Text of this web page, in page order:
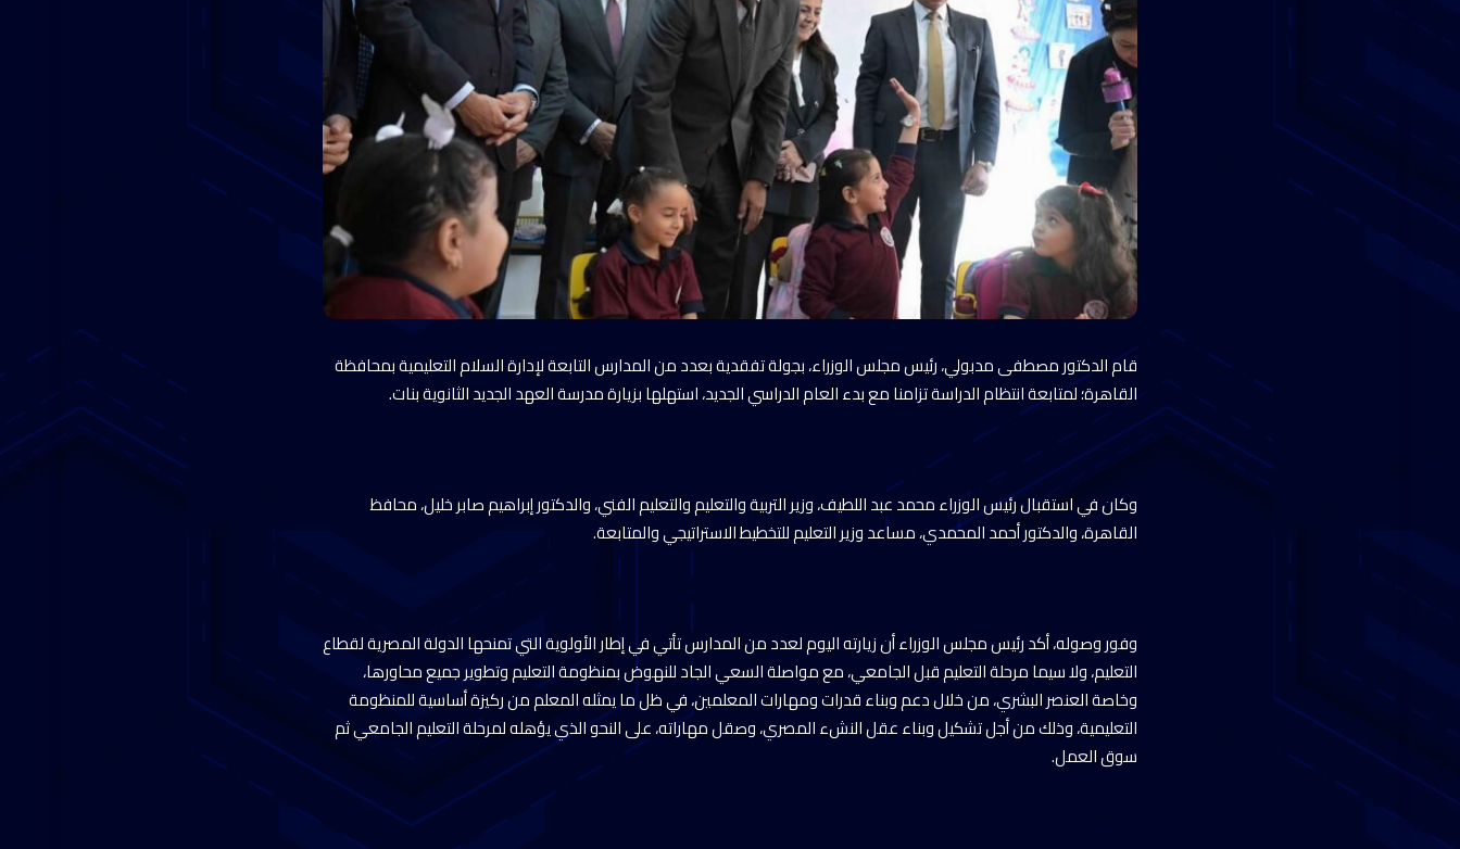
قام الدكتور مصطفى مدبولي، رئيس مجلس الوزراء، بجولة تفقدية بعدد من المدارس التابعة لإدارة السلام التعليمية بمحافظة
القاهرة؛ لمتابعة انتظام الدراسة تزامنا مع بدء العام الدراسي الجديد، استهلها بزيارة مدرسة العهد الجديد الثانوية بنات.
وكان في استقبال رئيس الوزراء محمد عبد اللطيف، وزير التربية والتعليم والتعليم الفني، والدكتور إبراهيم صابر خليل، محافظ
القاهرة، والدكتور أحمد المحمدي، مساعد وزير التعليم للتخطيط الاستراتيجي والمتابعة.
وفور وصوله، أكد رئيس مجلس الوزراء أن زيارته اليوم لعدد من المدارس تأتي في إطار الأولوية التي تمنحها الدولة المصرية لقطاع
التعليم، ولا سيما مرحلة التعليم قبل الجامعي، مع مواصلة السعي الجاد للنهوض بمنظومة التعليم وتطوير جميع محاورها،
وخاصة العنصر البشري، من خلال دعم وبناء قدرات ومهارات المعلمين، في ظل ما يمثله المعلم من ركيزة أساسية للمنظومة
التعليمية، وذلك من أجل تشكيل وبناء عقل النشء المصري، وصقل مهاراته، على النحو الذي يؤهله لمرحلة التعليم الجامعي ثم
سوق العمل.